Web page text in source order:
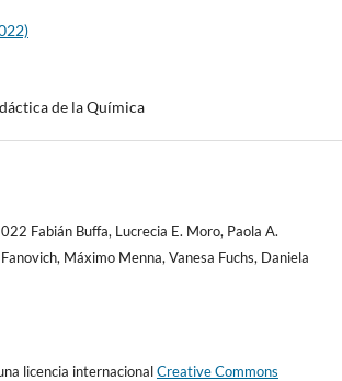
de la Química
Fabián Buffa, Lucrecia E. Moro, Paola A.
Máximo Menna, Vanesa Fuchs, Daniela
licencia internacionalCreative Commons